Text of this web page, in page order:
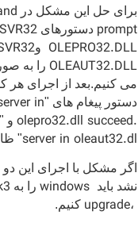
برای حل این مشکل در
prompt دستورهای
OLEPRO32.DLL
و
OLEAUT32.DLL را به
می کنیم.بعد از اجرای هر
دستور پیغام های "in
olepro32.dll succeed. و "
server in oleaut32.dl
"
اگر مشکل با اجرای این
نشد باید windows را به
،upgrade کنیم.